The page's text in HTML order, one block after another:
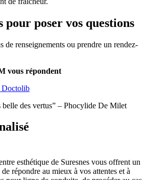
pour poser vos questions
de renseignements ou prendre un rendez-
vous répondent
Doctolib
belle des vertus” – Phocylide De Milet
esthétique de Suresnes vous offrent un
répondre au mieux à vos attentes et à